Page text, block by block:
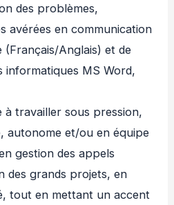
des problèmes,
avérées en communication
Anglais) et de
informatiques MS Word,
travailler sous pression,
autonome et/ou en équipe
gestion des appels
des grands projets, en
tout en mettant un accent